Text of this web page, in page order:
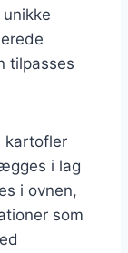
tilpasses
kartofler
i lag
i ovnen,
som